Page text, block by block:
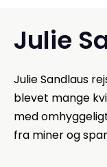
Julie
Julie Sandlaus
blevet mange
med
fra miner og